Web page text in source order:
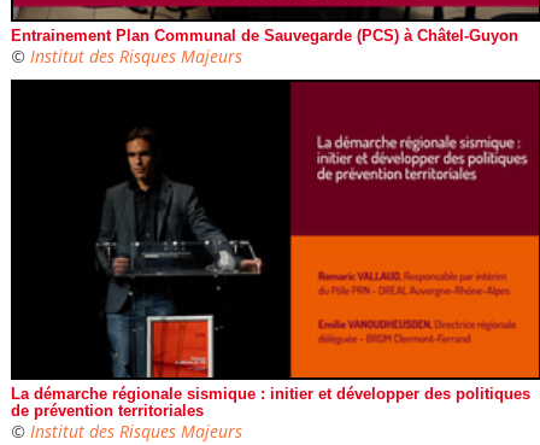
Entrainement Plan Communal de Sauvegarde (PCS) à Châtel-Guyon
© Institut des Risques Majeurs
La démarche régionale sismique : initier et développer des politiques
de prévention territoriales
© Institut des Risques Majeurs